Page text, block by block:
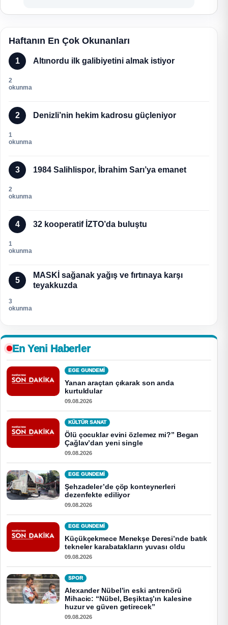
Haftanın En Çok Okunanları
1 Altınordu ilk galibiyetini almak istiyor
2
okunma
2 Denizli’nin hekim kadrosu güçleniyor
1
okunma
3 1984 Salihlispor, İbrahim Sarı’ya emanet
2
okunma
4 32 kooperatif İZTO’da buluştu
1
okunma
5
MASKİ sağanak yağış ve fırtınaya karşı
teyakkuzda
3
okunma
En Yeni Haberler
EGE GUNDEMİ
Yanan araçtan çıkarak son anda
kurtuldular
09.08.2026
KÜLTÜR SANAT
Ölü çocuklar evini özlemez mi?” Began
Çağlav’dan yeni single
09.08.2026
EGE GUNDEMİ
Şehzadeler’de çöp konteynerleri
dezenfekte ediliyor
09.08.2026
EGE GUNDEMİ
Küçükçekmece Menekşe Deresi’nde batık
tekneler karabatakların yuvası oldu
09.08.2026
SPOR
Alexander Nübel’in eski antrenörü
Mihacic: “Nübel, Beşiktaş’ın kalesine
huzur ve güven getirecek”
09.08.2026